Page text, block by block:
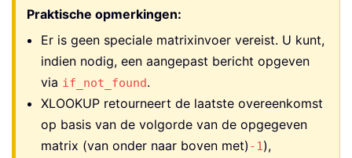
Praktische opmerkingen:
Er is geen speciale matrixinvoer vereist. U kunt,
indien nodig, een aangepast bericht opgeven
via if_not_found.
XLOOKUP retourneert de laatste overeenkomst
op basis van de volgorde van de opgegeven
matrix (van onder naar boven met) -1),